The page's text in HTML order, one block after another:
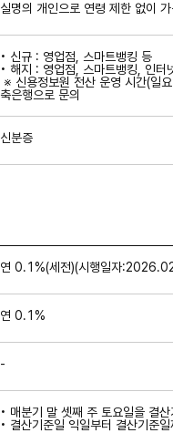
실명의 개인으로 연령 제한 없이
• 신규 : 영업점, 스마트뱅킹 등
• 해지 : 영업점, 스마트뱅킹, 인터
※ 신용정보원 전산 운영 시간(일
축은행으로 문의
신분증
연 0.1%(세전)(시행일자
연 0.1%
-
• 매분기 말 셋째 주 토요일을 결
• 결산기준일 익일부터 결산기준